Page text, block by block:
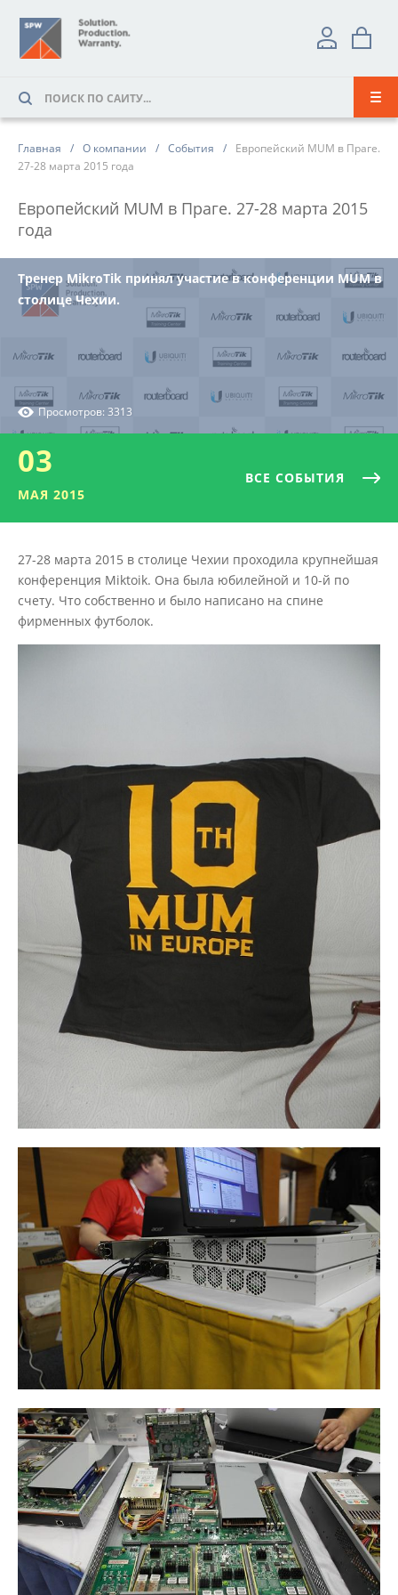
Главная О компании События
Европейский MUM в Праге.
27-28 марта 2015 года
Европейский MUM в Праге. 27-28 марта 2015
года
Тренер MikroTik принял участие в конференции MUM в
столице Чехии.
Просмотров: 3313
03
МАЯ 2015
ВСЕ СОБЫТИЯ
27-28 марта 2015 в столице Чехии проходила крупнейшая
конференция Miktoik. Она была юбилейной и 10-й по
счету. Что собственно и было написано на спине
фирменных футболок.